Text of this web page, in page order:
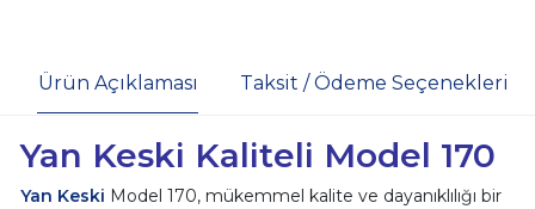
Ürün Açıklaması Taksit / Ödeme Seçenekleri
Yan Keski Kaliteli Model 170
Yan Keski Model 170, mükemmel kalite ve dayanıklılığı bir